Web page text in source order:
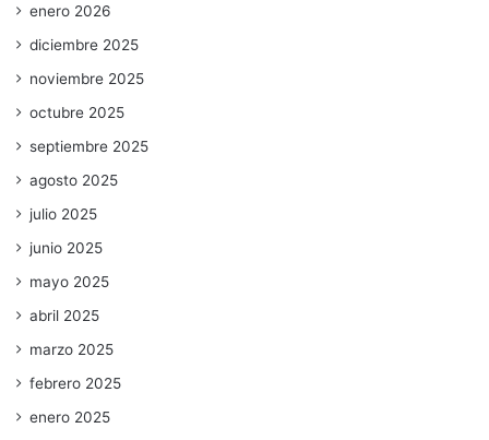
enero 2026
diciembre 2025
noviembre 2025
octubre 2025
septiembre 2025
agosto 2025
julio 2025
junio 2025
mayo 2025
abril 2025
marzo 2025
febrero 2025
enero 2025